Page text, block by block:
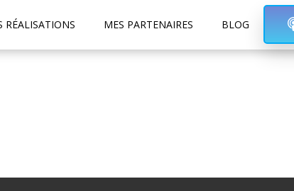
RÉALISATIONS MES PARTENAIRES BLOG